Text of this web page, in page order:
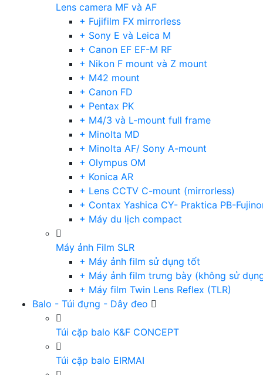
Lens camera MF và AF
+ Fujifilm FX mirrorless
+ Sony E và Leica M
+ Canon EF EF-M RF
+ Nikon F mount và Z mount
+ M42 mount
+ Canon FD
+ Pentax PK
+ M4/3 và L-mount full frame
+ Minolta MD
+ Minolta AF/ Sony A-mount
+ Olympus OM
+ Konica AR
+ Lens CCTV C-mount (mirrorless)
+ Contax Yashica CY- Praktica PB-
+ Máy du lịch compact
Máy ảnh Film SLR
+ Máy ảnh film sử dụng tốt
+ Máy ảnh film trưng bày (không sử
+ Máy film Twin Lens Reflex (TLR)
Balo - Túi đựng - Dây đeo
Túi cặp balo K&F CONCEPT
Túi cặp balo EIRMAI